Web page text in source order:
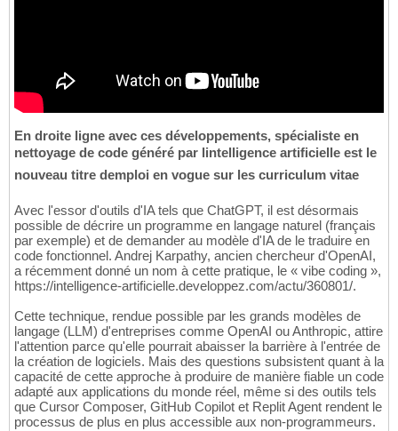
En droite ligne avec ces développements, spécialiste en
nettoyage de code généré par lintelligence artificielle est le
nouveau titre demploi en vogue sur les curriculum vitae
Avec l'essor d'outils d'IA tels que ChatGPT, il est désormais
possible de décrire un programme en langage naturel (français
par exemple) et de demander au modèle d'IA de le traduire en
code fonctionnel. Andrej Karpathy, ancien chercheur d'OpenAI,
a récemment donné un nom à cette pratique, le « vibe coding »,
https://intelligence-artificielle.developpez.com/actu/360801/.
Cette technique, rendue possible par les grands modèles de
langage (LLM) d'entreprises comme OpenAI ou Anthropic, attire
l'attention parce qu'elle pourrait abaisser la barrière à l'entrée de
la création de logiciels. Mais des questions subsistent quant à la
capacité de cette approche à produire de manière fiable un code
adapté aux applications du monde réel, même si des outils tels
que Cursor Composer, GitHub Copilot et Replit Agent rendent le
processus de plus en plus accessible aux non-programmeurs.